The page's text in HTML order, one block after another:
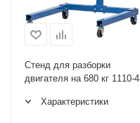
Стенд для разборки
двигателя на 680 кг 1110-4
Характеристики